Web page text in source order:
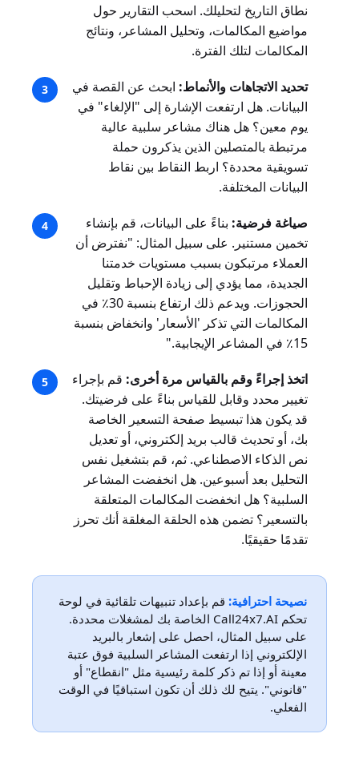
نطاق التاريخ لتحليلك. اسحب التقارير حول
مواضيع المكالمات، وتحليل المشاعر، ونتائج
المكالمات لتلك الفترة.
تحديد الاتجاهات والأنماط: ابحث عن القصة في
البيانات. هل ارتفعت الإشارة إلى "الإلغاء" في
يوم معين؟ هل هناك مشاعر سلبية عالية
مرتبطة بالمتصلين الذين يذكرون حملة
تسويقية محددة؟ اربط النقاط بين نقاط
البيانات المختلفة.
صياغة فرضية: بناءً على البيانات، قم بإنشاء
تخمين مستنير. على سبيل المثال: "نفترض أن
العملاء مرتبكون بسبب مستويات خدمتنا
الجديدة، مما يؤدي إلى زيادة الإحباط وتقليل
الحجوزات. ويدعم ذلك ارتفاع بنسبة 30٪ في
المكالمات التي تذكر 'الأسعار' وانخفاض بنسبة
15٪ في المشاعر الإيجابية."
اتخذ إجراءً وقم بالقياس مرة أخرى: قم بإجراء
تغيير محدد وقابل للقياس بناءً على فرضيتك.
قد يكون هذا تبسيط صفحة التسعير الخاصة
بك، أو تحديث قالب بريد إلكتروني، أو تعديل
نص الذكاء الاصطناعي. ثم، قم بتشغيل نفس
التحليل بعد أسبوعين. هل انخفضت المشاعر
السلبية؟ هل انخفضت المكالمات المتعلقة
بالتسعير؟ تضمن هذه الحلقة المغلقة أنك تحرز
تقدمًا حقيقيًا.
نصيحة احترافية: قم بإعداد تنبيهات تلقائية في لوحة
تحكم Call24x7.AI الخاصة بك لمشغلات محددة.
على سبيل المثال، احصل على إشعار بالبريد
الإلكتروني إذا ارتفعت المشاعر السلبية فوق عتبة
معينة أو إذا تم ذكر كلمة رئيسية مثل "انقطاع" أو
"قانوني". يتيح لك ذلك أن تكون استباقيًا في الوقت
الفعلي.